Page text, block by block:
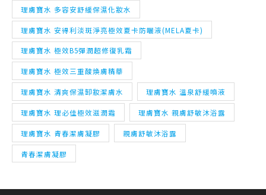
理膚寶水 多容安舒緩保濕化妝水
理膚寶水 安得利淡斑淨亮極效夏卡防曬液(MELA夏卡)
理膚寶水 極效B5彈潤超修復乳霜
理膚寶水 極效三重酸煥膚精華
理膚寶水 清爽保濕卸妝潔膚水 理膚寶水 溫泉舒緩噴液
理膚寶水 理必佳極效滋潤霜 理膚寶水 親膚舒敏沐浴露
理膚寶水 青春潔膚凝膠 親膚舒敏沐浴露
青春潔膚凝膠